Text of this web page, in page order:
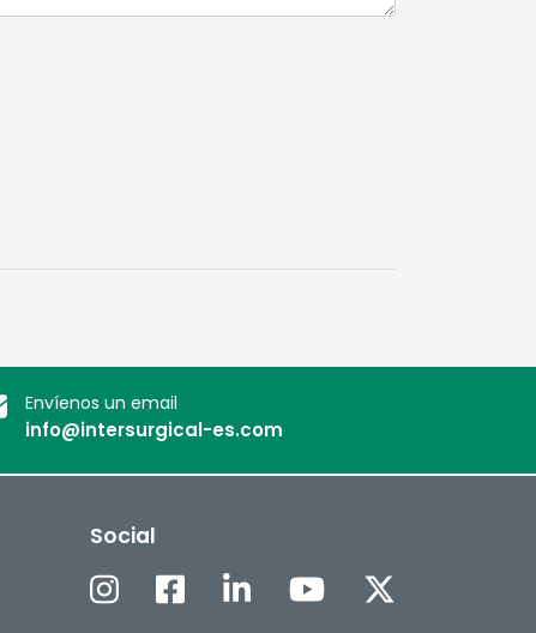
Envíenos un email
info@intersurgical-es.com
Social